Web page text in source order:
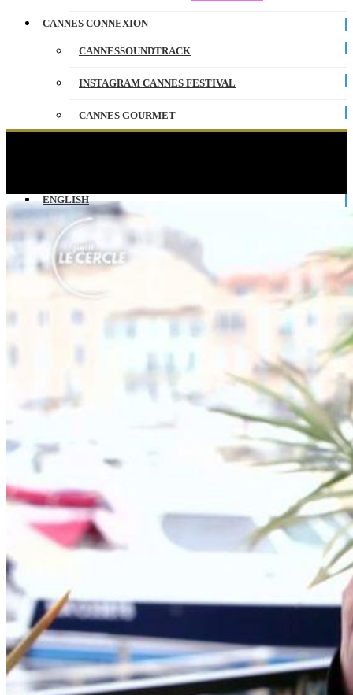
CANNES CONNEXION
CANNESSOUNDTRACK
INSTAGRAM CANNES FESTIVAL
CANNES GOURMET
ENGLISH